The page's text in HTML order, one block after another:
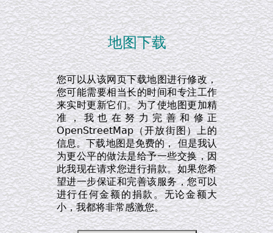
地图下载
您可以从该网页下载地图进行修改，
您可能需要相当长的时间和专注工作
来实时更新它们。为了使地图更加精
准，我也在努力完善和修正
OpenStreetMap（开放街图）上的
信息。下载地图是免费的， 但是我认
为更公平的做法是给予一些交换，因
此我现在请求您进行捐款。如果您希
望进一步保证和完善该服务，您可以
进行任何金额的捐款。无论金额大
小，我都将非常感激您。